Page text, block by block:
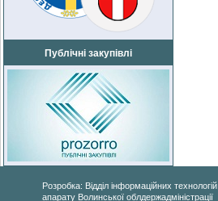
Публічні закупівлі
Розробка: Відділ інформаційних технологій
апарату Волинської облдержадміністрації